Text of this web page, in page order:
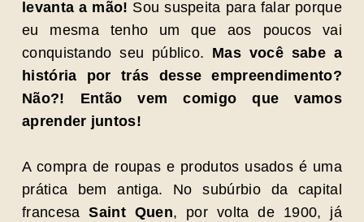
levanta a mão! Sou suspeita para falar porque
eu mesma tenho um que aos poucos vai
conquistando seu público. Mas você sabe a
história por trás desse empreendimento?
Não?! Então vem comigo que vamos
aprender juntos!
A compra de roupas e produtos usados é uma
prática bem antiga. No subúrbio da capital
francesaSaint Quen, por volta de 1900, já